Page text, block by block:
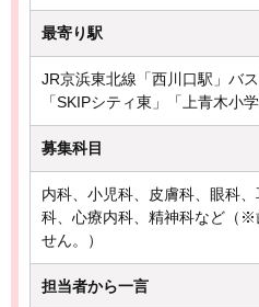
最寄り駅
JR京浜東北線「西川口駅」バ
「SKIPシティ東」「上青木小学
募集科目
内科、小児科、皮膚科、眼科
科、心療内科、精神科など（※
せん。）
担当者から一言